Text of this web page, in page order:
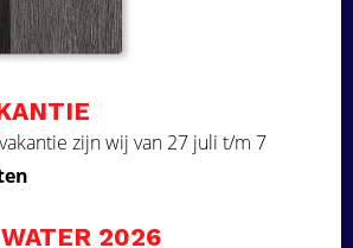
Ga naar
Over ons
Projecten
EVA foam decks
zijn wij van 27 juli t/m 7
2026
te verbeteren. Door
stemt u in met
met ons